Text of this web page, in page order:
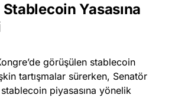
Stablecoin Yasasına
görüşülen stablecoin
tartışmalar sürerken, Senatör
stablecoin piyasasına yönelik